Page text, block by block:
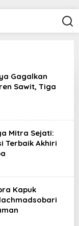
Gagalkan
Sawit, Tiga
Mitra Sejati:
Terbaik Akhiri
Kapuk